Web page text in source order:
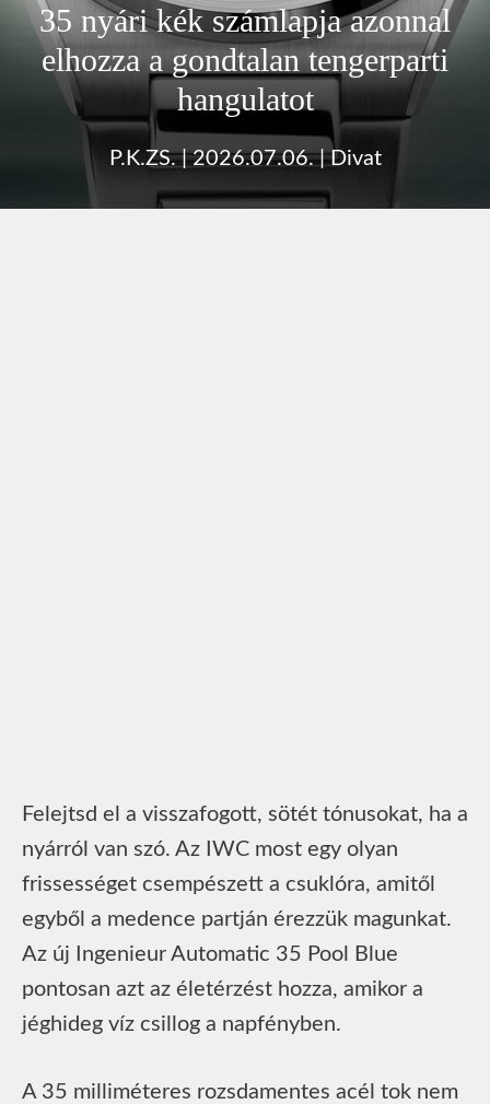
35 nyári kék számlapja azonnal
elhozza a gondtalan tengerparti
hangulatot
P.K.ZS.|2026.07.06.|Divat
Felejtsd el a visszafogott, sötét tónusokat, ha a
nyárról van szó. Az IWC most egy olyan
frissességet csempészett a csuklóra, amitől
egyből a medence partján érezzük magunkat.
Az új Ingenieur Automatic 35 Pool Blue
pontosan azt az életérzést hozza, amikor a
jéghideg víz csillog a napfényben.
A 35 milliméteres rozsdamentes acél tok nem